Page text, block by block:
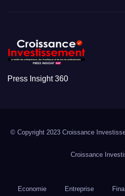
Press Insight 360
© Copyright 2023 Croissance
Croissance
Economie Entreprise